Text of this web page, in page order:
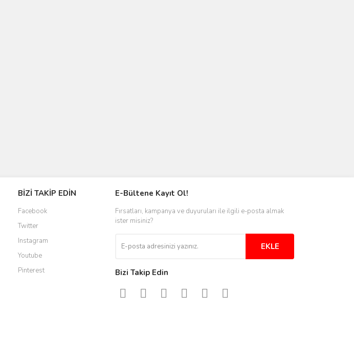
BİZİ TAKİP EDİN
Facebook
Twitter
Instagram
Youtube
Pinterest
E-Bültene Kayıt Ol!
Fırsatları, kampanya ve duyuruları ile ilgili e-posta almak
ister misiniz?
EKLE
Bizi Takip Edin